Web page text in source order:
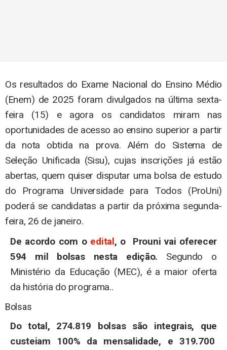
Os resultados do Exame Nacional do Ensino Médio
(Enem) de 2025 foram divulgados na última sexta-
feira (15) e agora os candidatos miram nas
oportunidades de acesso ao ensino superior a partir
da nota obtida na prova. Além do Sistema de
Seleção Unificada (Sisu), cujas inscrições já estão
abertas, quem quiser disputar uma bolsa de estudo
do Programa Universidade para Todos (ProUni)
poderá se candidatas a partir da próxima segunda-
feira, 26 de janeiro.
De acordo com oedital, o Prouni vai oferecer
594 mil bolsas nesta edição. Segundo o
Ministério da Educação (MEC), é a maior oferta
da história do programa..
Bolsas
Do total, 274.819 bolsas são integrais, que
custeiam 100% da mensalidade, e 319.700